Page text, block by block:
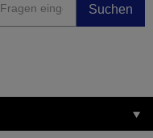
Suchen